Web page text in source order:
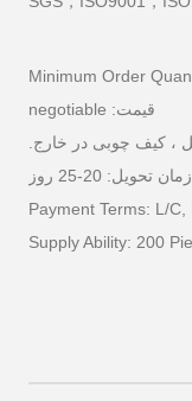
Minimum Order
قیمت: negotiable
، کیف چوبی در خارج.
زمان تحویل: 20-25 روز
Payment Terms: L/C,
Supply Ability: 200